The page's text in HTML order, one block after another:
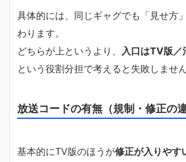
具体的には、同じギャグでも「見せ方
わります。
どちらが上というより、
入口はTV版／
という役割分担で考えると失敗しません
放送コードの有無（規制・修正の違
基本的にTV版のほうが修正が入りやす